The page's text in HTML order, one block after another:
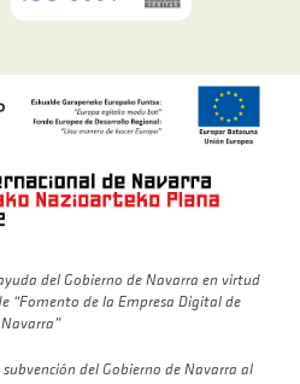
del Gobierno de Navarra en virtud
“Fomento de la Empresa Digital de
Navarra”
del Gobierno de Navarra al